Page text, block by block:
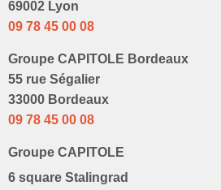
69002 Lyon
09 78 45 00 08
Groupe CAPITOLE Bordeaux
55 rue Ségalier
33000 Bordeaux
09 78 45 00 08
Groupe CAPITOLE
6 square Stalingrad